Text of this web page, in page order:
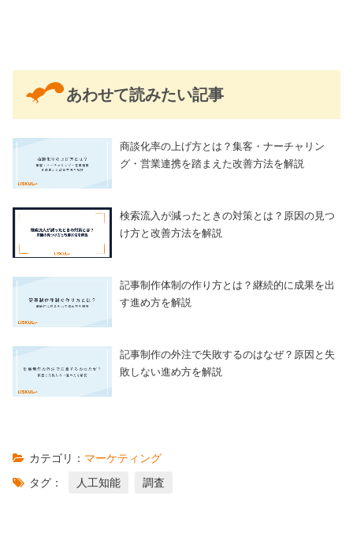
あわせて読みたい記事
商談化率の上げ方とは？集客・ナーチャリン
グ・営業連携を踏まえた改善方法を解説
検索流入が減ったときの対策とは？原因の見つ
け方と改善方法を解説
記事制作体制の作り方とは？継続的に成果を出
す進め方を解説
記事制作の外注で失敗するのはなぜ？原因と失
敗しない進め方を解説
カテゴリ： マーケティング
タグ：
人工知能 調査